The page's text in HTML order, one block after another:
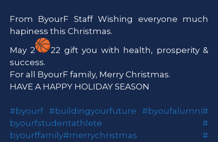
From ByourF Staff Wishing everyone much
hapiness this Christmas.
May 2
22 gift you with health, prosperity &
success.
For all ByourF family, Merry Christmas.
HAVE A HAPPY HOLIDAY SEASON
#byourf #buildingyourfuture #byoufalumni#
byourfstudentathlete
#
byourffamily#merrychristmas
#